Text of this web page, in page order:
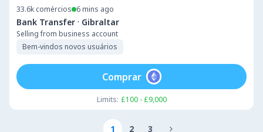
33.6k comércios 6 mins ago
Bank Transfer · Gibraltar
Selling from business account
Bem-vindos novos usuários
Limits: £100 - £9,000
Comprar
1 2 3 